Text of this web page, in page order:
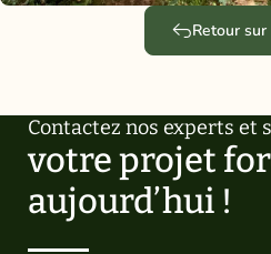
Retour
Contactez nos experts et
votre projet
aujourd’hui !